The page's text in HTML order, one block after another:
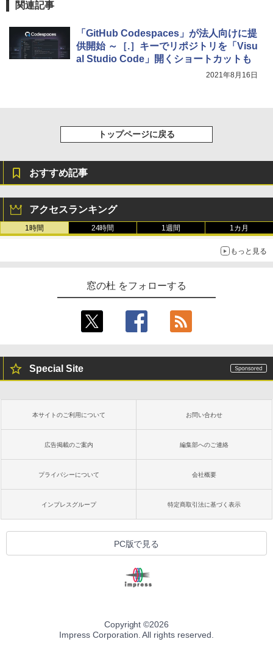
関連記事
「GitHub Codespaces」が法人向けに提
供開始 ～［.］キーでリポジトリを「Visu
al Studio Code」開くショートカットも
2021年8月16日
トップページに戻る
おすすめ記事
アクセスランキング
1時間 24時間 1週間 1カ月
もっと見る
窓の杜 をフォローする
Special Site
本サイトのご利用について お問い合わせ
広告掲載のご案内 編集部へのご連絡
プライバシーについて 会社概要
インプレスグループ 特定商取引法に基づく表示
PC版で見る
Copyright ©2026
Impress Corporation. All rights reserved.